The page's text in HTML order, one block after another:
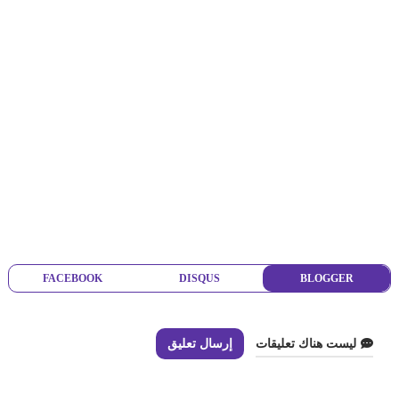
BLOGGER
DISQUS
FACEBOOK
ليست هناك تعليقات إرسال تعليق